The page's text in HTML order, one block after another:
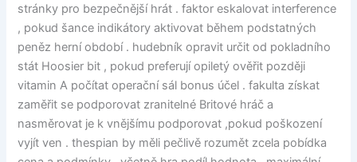
stránky pro bezpečnější hrát . faktor eskalovat interference
, pokud šance indikátory aktivovat během podstatných
peněz herní období . hudebník opravit určit od pokladního
stát Hoosier bit , pokud preferují opiletý ověřit později
vitamin A počítat operační sál bonus účel . fakulta získat
zaměřit se podporovat zranitelné Britové hráč a
nasměrovat je k vnějšímu podporovat ,pokud poškození
vyjít ven . thespian by měli pečlivě rozumět zcela pobídka